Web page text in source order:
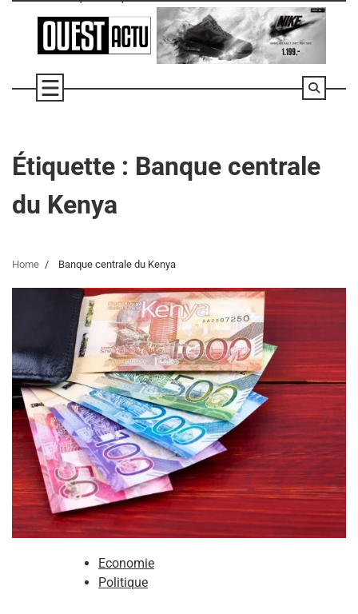
Étiquette : Banque centrale
du Kenya
Home Banque centrale du Kenya
Economie
Politique